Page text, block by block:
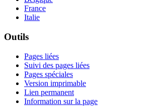
France
Italie
Outils
Pages liées
Suivi des pages liées
Pages spéciales
Version imprimable
Lien permanent
Information sur la page